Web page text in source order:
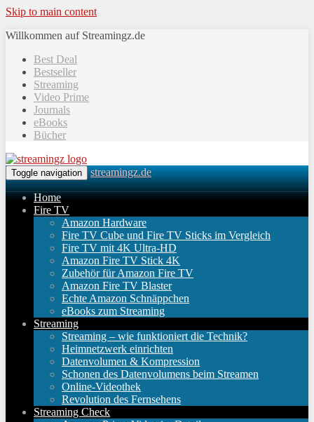
Skip to main content
Willkommen auf Streamingz.de
Best Deal
Bestseller
Streaming
Video Prime
Journals
eBooks
Bücher
Toggle navigation streamingz.de
Home
Fire TV
Amazon Hardware
Fire TV Cube und Fire TV Sticks im Vergleich
Fire TV mit 4K Ultra-HD
Amazon Fire TV Stick 4K
Zubehör für Amazon Fire TV
Amazon Fire TV Blaster
Echte Amazon Schnäppchen
eBooks zum Streaming
Streaming
Streaming – wie funktioniert die Technik?
Heimnetzwerk einrichten
Datenvolumen & Kompression
Schonen des Datenvolumens beim Streamen
Online-Videothek
Revolution des Fernsehens
Streaming Check